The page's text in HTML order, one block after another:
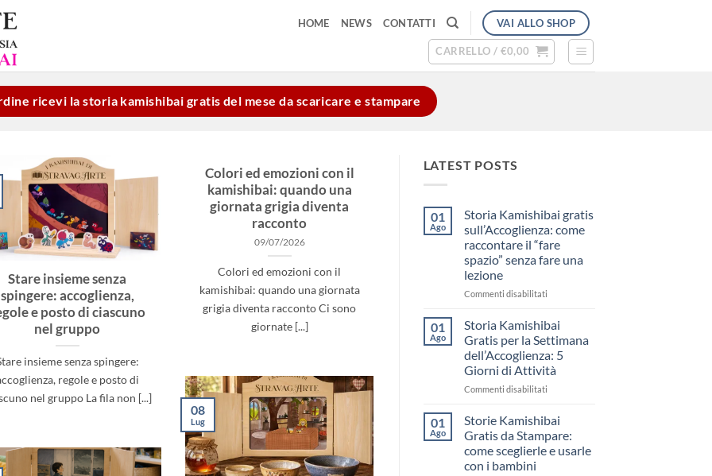
HOME NEWS CONTATTI VAI ALLO SHOP
CARRELLO / €0,00
ricevi la storia kamishibai gratis del mese da scaricare e stampare
Stare insieme senza
spingere: accoglienza,
e posto di ciascuno
nel gruppo
insieme senza spingere:
regole e posto di
nel gruppo La fila non [...]
Colori ed emozioni con il
kamishibai: quando una
giornata grigia diventa
racconto
09/07/2026
Colori ed emozioni con il
kamishibai: quando una giornata
grigia diventa racconto Ci sono
giornate [...]
08
Lug
LATEST POSTS
01
Ago
Storia Kamishibai gratis
sull’Accoglienza: come
raccontare il “fare
spazio” senza fare una
lezione
Commenti disabilitatisu
Kamishibai
gratis
sull’Accoglienza:
come
raccontare
il
senza
fare
una
01
Ago
Storia Kamishibai
Gratis per la Settimana
dell’Accoglienza: 5
Giorni di Attività
Commenti disabilitatisu
Kamishibai
Gratis
per
la
01
Ago
Storie Kamishibai
Gratis da Stampare:
come sceglierle e usarle
con i bambini